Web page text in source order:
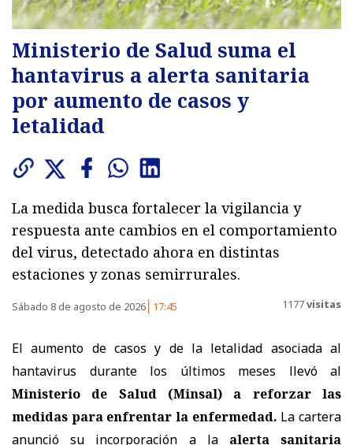
Ministerio de Salud suma el
hantavirus a alerta sanitaria
por aumento de casos y
letalidad
La medida busca fortalecer la vigilancia y
respuesta ante cambios en el comportamiento
del virus, detectado ahora en distintas
estaciones y zonas semirrurales.
Sábado 8 de agosto de 2026 17:45 1177visitas
El aumento de casos y de la letalidad asociada al
hantavirus durante los últimos meses llevó al
Ministerio de Salud (Minsal) a reforzar las
medidas para enfrentar la enfermedad. La cartera
anunció su incorporación a la alerta sanitaria